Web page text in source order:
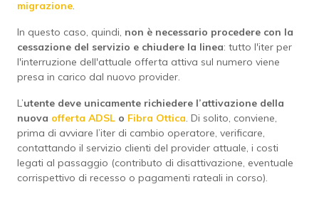
migrazione.
In questo caso, quindi, non è necessario procedere con la
cessazione del servizio e chiudere la linea: tutto l'iter per
l'interruzione dell'attuale offerta attiva sul numero viene
presa in carico dal nuovo provider.
L’utente deve unicamente richiedere l’attivazione della
nuova offerta ADSL o Fibra Ottica. Di solito, conviene,
prima di avviare l’iter di cambio operatore, verificare,
contattando il servizio clienti del provider attuale, i costi
legati al passaggio (contributo di disattivazione, eventuale
corrispettivo di recesso o pagamenti rateali in corso).